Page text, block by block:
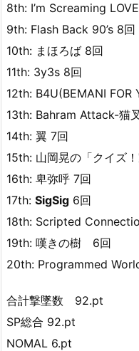
8th: I’m Screaming
9th: Flash Back 90’s 8回
10th: まほろば 8回
11th: 3y3s 8回
12th: B4U(BEMANI FOR
13th: Bahram Attack-猫
14th: 翼 7回
15th: 山岡晃の「クイズ
16th: 卑弥呼 7回
17th: SigSig 6回
18th: Scripted
19th: 嘆きの樹 6回
20th: Programmed
合計撃墜数 92.pt
SP総合 92.pt
NOMAL 6.pt